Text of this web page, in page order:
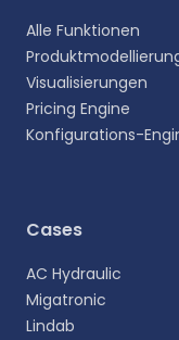
Wählen Sie
persönlichere
Alle Funktionen
Visualisierungen
Pricing Engine
Konfigurations-
Cases
AC Hydraulic
Migatronic
Lindab